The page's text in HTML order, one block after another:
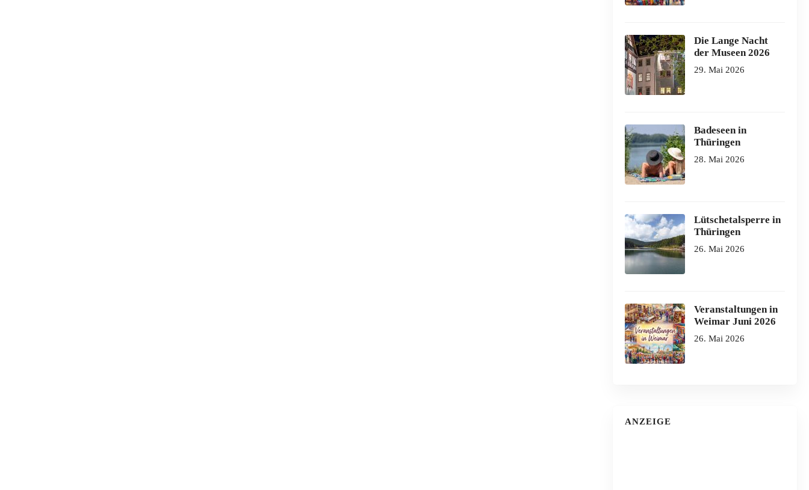
Die Lange Nacht
der Museen 2026
29. Mai 2026
Badeseen in
Thüringen
28. Mai 2026
Lütschetalsperre in
Thüringen
26. Mai 2026
Veranstaltungen in
Weimar Juni 2026
26. Mai 2026
ANZEIGE